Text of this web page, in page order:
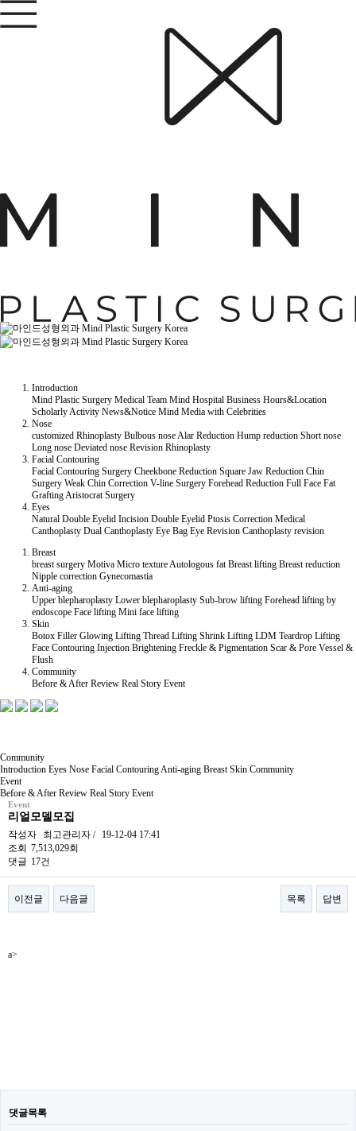
Introduction
Mind Plastic Surgery Medical Team Mind Hospital Business Hours&Location
Scholarly Activity News&Notice Mind Media with Celebrities
Nose
customized Rhinoplasty Bulbous noseAlar Reduction Hump reduction Short nose
Long nose Deviated nose Revision Rhinoplasty
Facial Contouring
Facial Contouring Surgery Cheekbone Reduction Square Jaw Reduction Chin
Surgery Weak Chin Correction V-line Surgery Forehead Reduction Full Face Fat
GraftingAristocrat Surgery
Eyes
Natural Double Eyelid Incision Double Eyelid Ptosis Correction Medical
Canthoplasty Dual Canthoplasty Eye Bag Eye Revision Canthoplasty revision
Breast
breast surgery Motiva Micro textureAutologous fat Breast lifting Breast reduction
Nipple correction Gynecomastia
Anti-aging
Upper blepharoplasty Lower blepharoplasty Sub-brow lifting Forehead lifting by
endoscope Face lifting Mini face lifting
Skin
Botox Filler Glowing Lifting Thread Lifting Shrink Lifting LDM Teardrop Lifting
Face Contouring Injection Brightening Freckle & Pigmentation Scar & Pore Vessel &
Flush
Community
Before & After Review Real Story Event
Community
Introduction Eyes Nose Facial ContouringAnti-aging Breast Skin Community
Event
Before & After Review Real Story Event
Event
리얼모델모집
작성자 최고관리자 / 19-12-04 17:41
조회 7,513,029회
댓글 17건
이전글 다음글 목록 답변
a>
댓글목록